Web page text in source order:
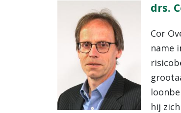
drs.
Cor
name
hij